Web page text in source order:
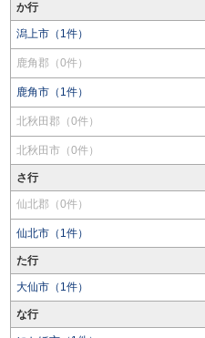
か行
潟上市（1件）
鹿角郡（0件）
鹿角市（1件）
北秋田郡（0件）
北秋田市（0件）
さ行
仙北郡（0件）
仙北市（1件）
た行
大仙市（1件）
な行